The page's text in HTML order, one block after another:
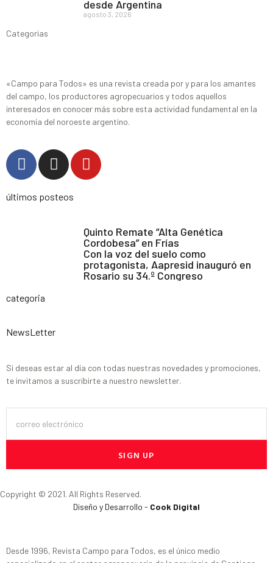
desde Argentina
agosto 3, 2026
Categorias
«Campo para Todos» es una revista creada por y para los amantes
del campo, los productores agropecuarios y todos aquellos
interesados en conocer más sobre esta actividad fundamental en la
economía del noroeste argentino.
últimos posteos
Quinto Remate “Alta Genética
Cordobesa” en Frías
Con la voz del suelo como
protagonista, Aapresid inauguró en
Rosario su 34.º Congreso
categoria
NewsLetter
Si deseas estar al día con todas nuestras novedades y promociones,
te invitamos a suscribirte a nuestro newsletter.
SIGN UP
Copyright © 2021. All Rights Reserved.
Diseño y Desarrollo - Cook Digital
Desde 1996, Revista Campo para Todos, es el único medio